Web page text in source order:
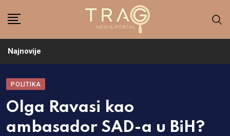
Najnovije
POLITIKA
Olga Ravasi kao
ambasador SAD-a u BiH?